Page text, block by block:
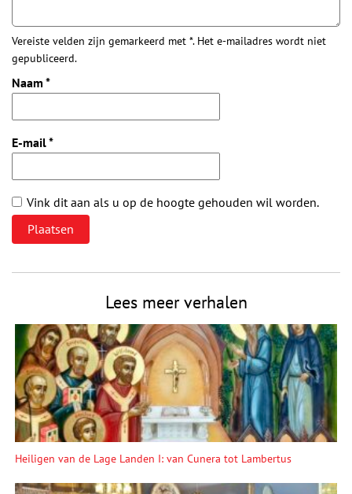
Vereiste velden zijn gemarkeerd met *. Het e-mailadres wordt niet
gepubliceerd.
Naam *
E-mail*
Vink dit aan als u op de hoogte gehouden wil worden.
Lees meer verhalen
Heiligen van de Lage Landen I: van Cunera tot Lambertus